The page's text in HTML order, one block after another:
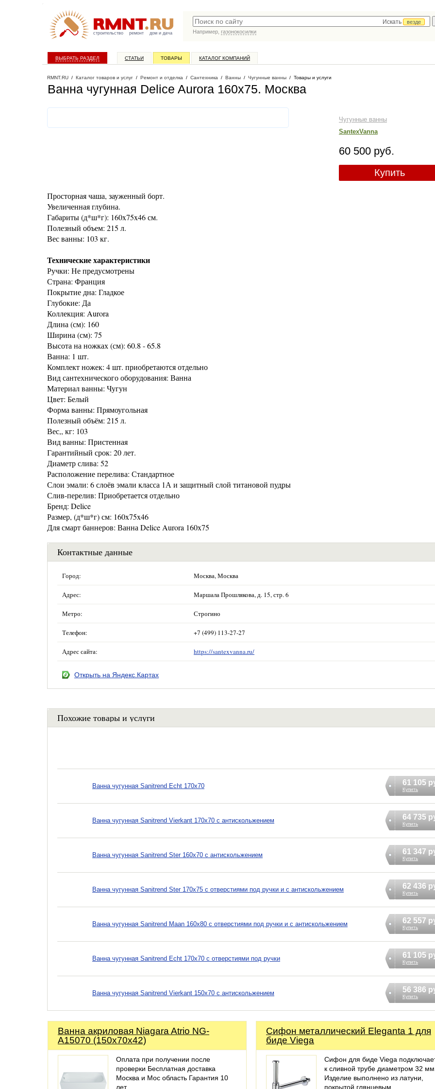
строительство ремонт дом и дача
Искать
везде
Например, газонокосилки
ВЫБРАТЬ РАЗДЕЛ СТАТЬИ ТОВАРЫ КАТАЛОГ КОМПАНИЙ
RMNT.RU / Каталог товаров и услуг / Ремонт и отделка / Сантехника / Ванны / Чугунные ванны / Товары и услуги
Ванна чугунная Delice Aurora 160x75. Москва
Чугунные ванны
SantexVanna
60 500 руб.
Купить
Просторная чаша, зауженный борт.
Увеличенная глубина.
Габариты (д*ш*г): 160x75x46 см.
Полезный объем: 215 л.
Вес ванны: 103 кг.
Технические характеристики
Ручки: Не предусмотрены
Страна: Франция
Покрытие дна: Гладкое
Глубокие: Да
Коллекция: Aurora
Длина (см): 160
Ширина (см): 75
Высота на ножках (см): 60.8 - 65.8
Ванна: 1 шт.
Комплект ножек: 4 шт. приобретаются отдельно
Вид сантехнического оборудования: Ванна
Материал ванны: Чугун
Цвет: Белый
Форма ванны: Прямоугольная
Полезный объём: 215 л.
Вес,, кг: 103
Вид ванны: Пристенная
Гарантийный срок: 20 лет.
Диаметр слива: 52
Расположение перелива: Стандартное
Слои эмали: 6 слоёв эмали класса 1А и защитный слой титановой пудры
Слив-перелив: Приобретается отдельно
Бренд: Delice
Размер, (д*ш*г) см: 160x75x46
Для смарт баннеров: Ванна Delice Aurora 160x75
Контактные данные
Город: Москва, Москва
Адрес: Маршала Прошлякова, д. 15, стр. 6
Метро: Строгино
Телефон: +7 (499) 113-27-27
Адрес сайта: https://santexvanna.ru/
Открыть на Яндекс.Картах
Похожие товары и услуги
Ванна чугунная Sanitrend Echt 170х70 61 105
Купить
Ванна чугунная Sanitrend Vierkant 170х70 с антискольжением 64 735
Купить
Ванна чугунная Sanitrend Ster 160х70 с антискольжением 61 347
Купить
Ванна чугунная Sanitrend Ster 170х75 с отверстиями под ручки и с антискольжением 62 436
Купить
Ванна чугунная Sanitrend Maan 160х80 с отверстиями под ручки и с антискольжением 62 557
Купить
Ванна чугунная Sanitrend Echt 170х70 с отверстиями под ручки 61 105
Купить
Ванна чугунная Sanitrend Vierkant 150х70 с антискольжением 56 386
Купить
Ванна акриловая Niagara Atrio NG-
A15070 (150х70х42)
Оплата при получении после
проверки Бесплатная доставка
Москва и Мос область Гарантия 10
лет
Сифoн металлический Eleganta 1 для
биде Viega
Сифон для биде Viega
к сливной трубе диаметром 32 мм.
Изделие выполнено из латуни,
покрытой глянцевым